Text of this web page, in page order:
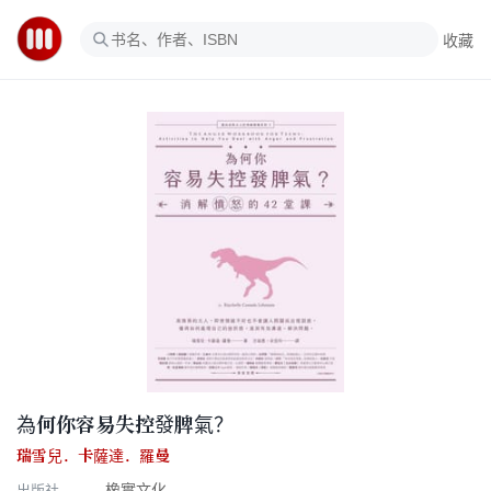
收藏
為何你容易失控發脾氣？
瑞雪兒．卡薩達．羅曼